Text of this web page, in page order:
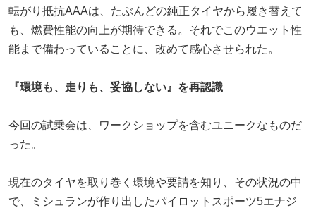
転がり抵抗AAAは、たぶんどの純正タイヤから履き替えて
も、燃費性能の向上が期待できる。それでこのウエット性
能まで備わっていることに、改めて感心させられた。
『環境も、走りも、妥協しない』を再認識
今回の試乗会は、ワークショップを含むユニークなものだ
った。
現在のタイヤを取り巻く環境や要請を知り、その状況の中
で、ミシュランが作り出したパイロットスポーツ5エナジ